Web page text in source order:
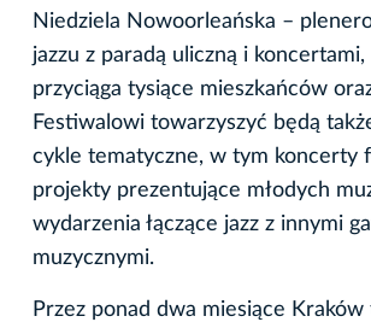
Niedziela Nowoorleańska –
jazzu z paradą uliczną i
przyciąga tysiące mieszkańców
Festiwalowi towarzyszyć będą
cykle tematyczne, w tym koncerty
projekty prezentujące młodych
wydarzenia łączące jazz z innymi
muzycznymi.
Przez ponad dwa miesiące